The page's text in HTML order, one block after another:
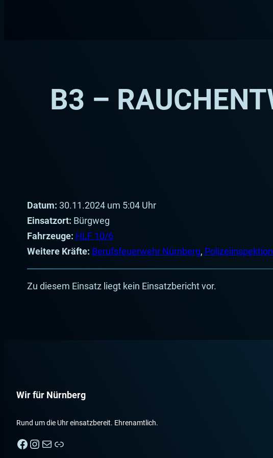
B3 –
Datum: 30.11.2024 um 5:04 Uhr
Einsatzort: Bürgweg
Fahrzeuge: HLF 10/6
Weitere Kräfte: Berufsfeuerwehr Nürnberg,
Zu diesem Einsatz liegt kein Einsatzbericht vor.
Wir für Nürnberg
Rund um die Uhr einsatzbereit. Ehrenamtlich.
Facebook Instagram E-Mail Nebenan